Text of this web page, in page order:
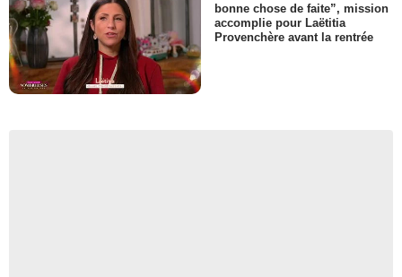
bonne chose de faite”, mission
accomplie pour Laëtitia
Provenchère avant la rentrée